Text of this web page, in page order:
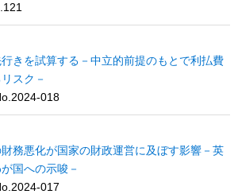
きを試算する－中立的前提のもとで利払費
スク－
018
務悪化が国家の財政運営に及ぼす影響－英
国への示唆－
017